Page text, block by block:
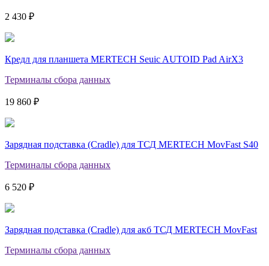
2 430 ₽
Кредл для планшета MERTECH Seuic AUTOID Pad AirX3
Терминалы сбора данных
19 860 ₽
Зарядная подставка (Cradle) для ТСД MERTECH MovFast S40
Терминалы сбора данных
6 520 ₽
Зарядная подставка (Cradle) для акб ТСД MERTECH MovFast
Терминалы сбора данных